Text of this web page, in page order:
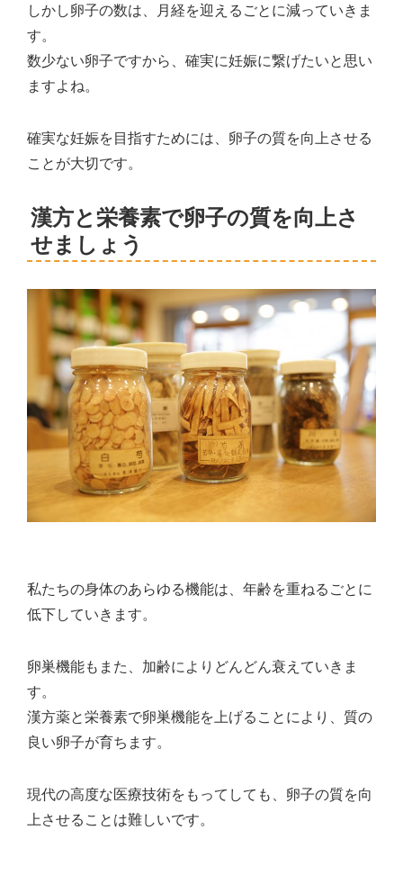
しかし卵子の数は、月経を迎えるごとに減っていきま
す。
数少ない卵子ですから、確実に妊娠に繋げたいと思い
ますよね。
確実な妊娠を目指すためには、卵子の質を向上させる
ことが大切です。
漢方と栄養素で卵子の質を向上さ
せましょう
私たちの身体のあらゆる機能は、年齢を重ねるごとに
低下していきます。
卵巣機能もまた、加齢によりどんどん衰えていきま
す。
漢方薬と栄養素で卵巣機能を上げることにより、質の
良い卵子が育ちます。
現代の高度な医療技術をもってしても、卵子の質を向
上させることは難しいです。